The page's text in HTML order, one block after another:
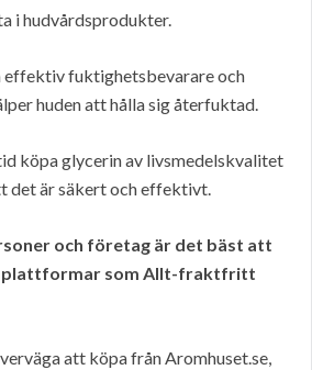
i hudvårdsprodukter.
effektiv fuktighetsbevarare och
huden att hålla sig återfuktad.
köpa glycerin av livsmedelskvalitet
det är säkert och effektivt.
och företag är det bäst att
plattformar som Allt-fraktfritt
att köpa från Aromhuset.se,